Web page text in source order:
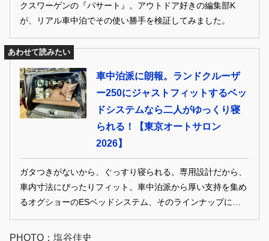
クスワーゲンの『パサート』。アウトドア好きの編集部K
が、リアル車中泊でその使い勝手を検証してみました。
あわせて読みたい
車中泊派に朗報。ランドクルーザ
ー250にジャストフィットするベッ
ドシステムなら二人がゆっくり寝
られる！【東京オートサロン
2026】
ガタつきがないから、ぐっすり寝られる。専用設計だから、
車内寸法にぴったりフィット。車中泊派から厚い支持を集め
るオグショーのESベッドシステム、そのラインナップにトヨ
PHOTO：山崎友貴
PHOTO：塩谷佳史